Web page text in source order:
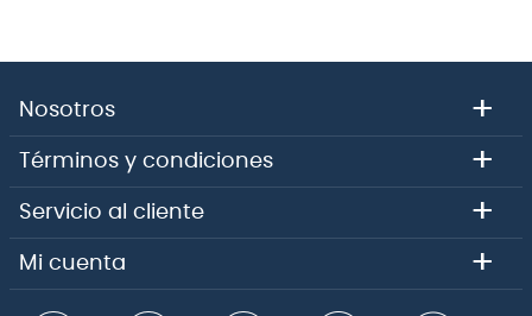
Nosotros +
Términos y condiciones +
Servicio al cliente +
Mi cuenta +